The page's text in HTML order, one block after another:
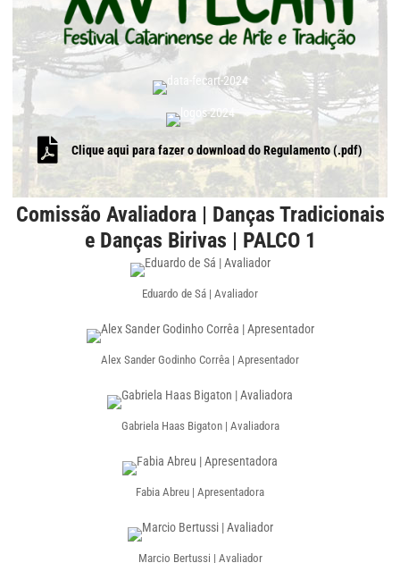
Clique aqui para fazer o download do Regulamento (.pdf)
Comissão Avaliadora | Danças Tradicionais
e Danças Birivas | PALCO 1
Eduardo de Sá | Avaliador
Alex Sander Godinho Corrêa | Apresentador
Gabriela Haas Bigaton | Avaliadora
Fabia Abreu | Apresentadora
Marcio Bertussi | Avaliador